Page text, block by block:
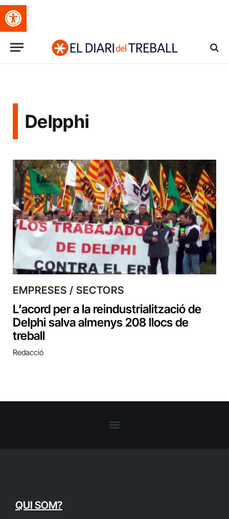
Obre la barra d'eines
Delpphi
EMPRESES / SECTORS
L’acord per a la reindustrialització de
Delphi salva almenys 208 llocs de
treball
Redacció
QUI SOM?